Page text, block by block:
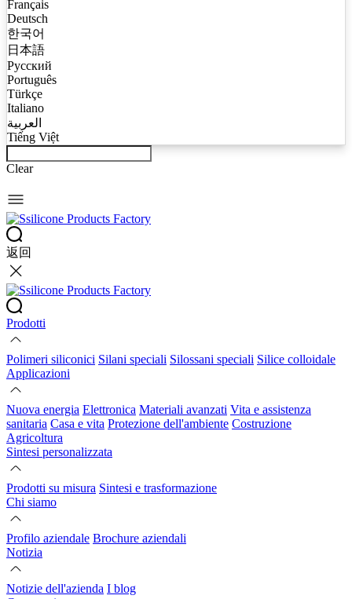
Français
Deutsch
한국어
日本語
Русский
Português
Türkçe
Italiano
العربية
Tiếng Việt
Clear
返回
Prodotti
Polimeri siliconici Silani speciali Silossani speciali Silice colloidale
Applicazioni
Nuova energia Elettronica Materiali avanzati Vita e assistenza
sanitaria Casa e vita Protezione dell'ambiente Costruzione
Agricoltura
Sintesi personalizzata
Prodotti su misura Sintesi e trasformazione
Chi siamo
Profilo aziendale Brochure aziendali
Notizia
Notizie dell'azienda I blog